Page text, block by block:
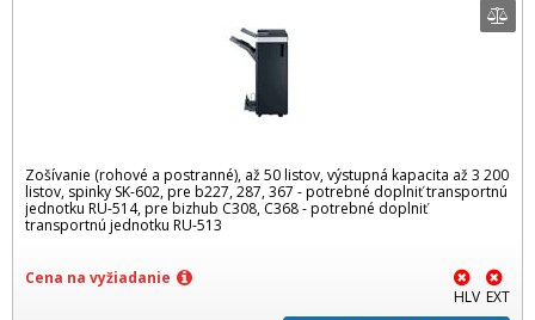
Zošívanie (rohové a postranné), až 50 listov, výstupná kapacita až 3 200
listov, spinky SK-602, pre b227, 287, 367 - potrebné doplniť transportnú
jednotku RU-514, pre bizhub C308, C368 - potrebné doplniť
transportnú jednotku RU-513
Cena na vyžiadanie
HLV EXT